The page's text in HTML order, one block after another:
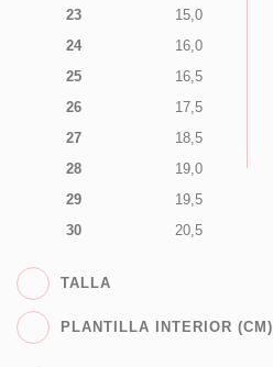
23
15,0
24
16,0
25
16,5
26
17,5
27
18,5
28
19,0
29
19,5
30
20,5
TALLA
PLANTILLA INTERIOR (CM)